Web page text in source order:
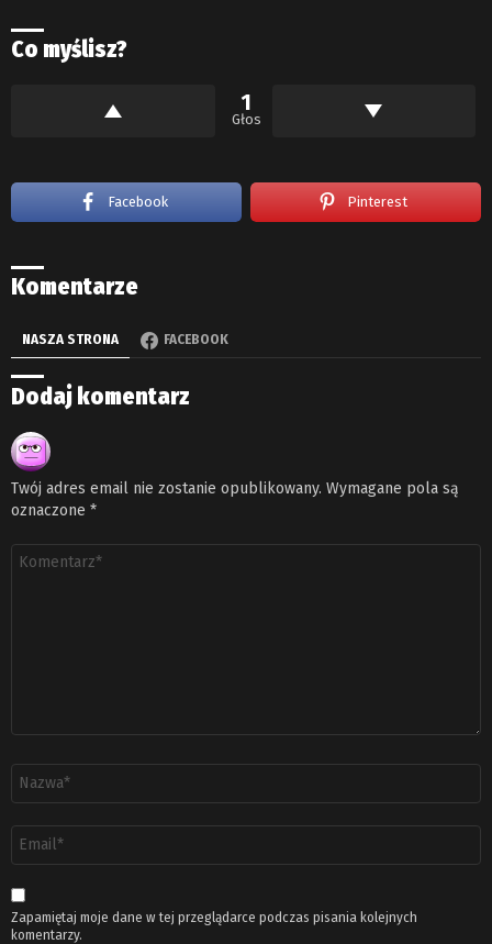
Co myślisz?
1
Głos
Facebook Pinterest
Komentarze
NASZA STRONA FACEBOOK
Dodaj komentarz
Twój adres email nie zostanie opublikowany. Wymagane pola są
oznaczone *
email
*
Zapamiętaj moje dane w tej przeglądarce podczas pisania kolejnych
komentarzy.